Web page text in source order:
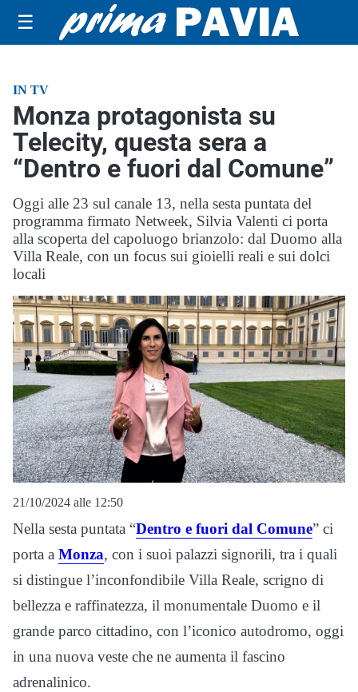
☰
IN TV
Monza protagonista su
Telecity, questa sera a
“Dentro e fuori dal Comune”
Oggi alle 23 sul canale 13, nella sesta puntata del
programma firmato Netweek, Silvia Valenti ci porta
alla scoperta del capoluogo brianzolo: dal Duomo alla
Villa Reale, con un focus sui gioielli reali e sui dolci
locali
21/10/2024 alle 12:50
Nella sesta puntata “Dentro e fuori dal Comune” ci
porta a Monza, con i suoi palazzi signorili, tra i quali
si distingue l’inconfondibile Villa Reale, scrigno di
bellezza e raffinatezza, il monumentale Duomo e il
grande parco cittadino, con l’iconico autodromo, oggi
in una nuova veste che ne aumenta il fascino
adrenalinico.